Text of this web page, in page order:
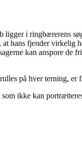
ligger i ringbærerens
hans fjender virkelig
kan anspore de
på hver terning, er
ikke kan